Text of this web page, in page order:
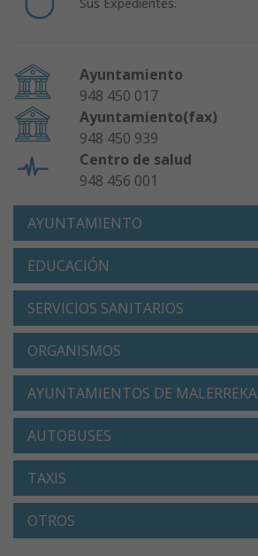
Ayuntamiento
948 450 017
Ayuntamiento(fax)
948 450 939
Centro de salud
948 456 001
AYUNTAMIENTO
EDUCACIÓN
SERVICIOS SANITARIOS
ORGANISMOS
AYUNTAMIENTOS DE MALERREKA
AUTOBUSES
TAXIS
OTROS